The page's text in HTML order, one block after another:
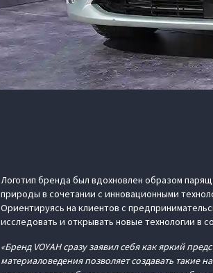
Логотип бренда был вдохновлен образом
природы в сочетании с инновационными
Ориентируясь на клиентов с
исследовать и открывать новые технологии в
«Бренд VOYAH сразу заявил себя как яркий
материаловедения позволяет создавать такие